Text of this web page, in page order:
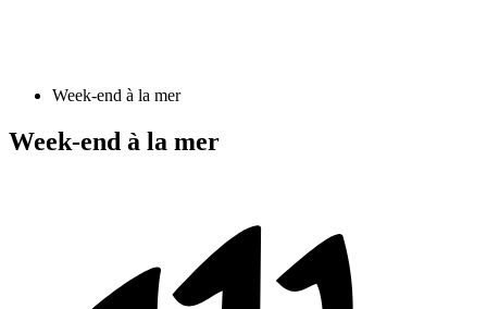
Week-end à la mer
Week-end à la mer